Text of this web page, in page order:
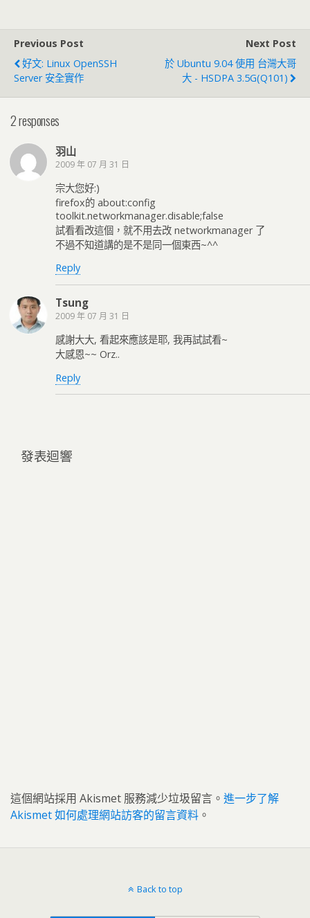
Previous Post
好文: Linux OpenSSH
Server 安全實作
Next Post
於 Ubuntu 9.04 使用 台灣大哥
大 - HSDPA 3.5G(Q101)
2 responses
羽山
2009 年 07 月 31 日
宗大您好:)
firefox的 about:config
toolkit.networkmanager.disable;false
試看看改這個，就不用去改 networkmanager 了
不過不知道講的是不是同一個東西~^^
Reply
Tsung
2009 年 07 月 31 日
感謝大大, 看起來應該是耶, 我再試試看~
大感恩~~ Orz..
Reply
發表迴響
這個網站採用 Akismet 服務減少垃圾留言。 進一步了解
Akismet 如何處理網站訪客的留言資料 。
Back to top